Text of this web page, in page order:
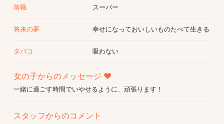
前職 スーパー
将来の夢 幸せになっておいしいものたべて生きる
タバコ 吸わない
女の子からのメッセージ ♥
一緒に過ごす時間でいやせるように、頑張ります！
スタッフからのコメント